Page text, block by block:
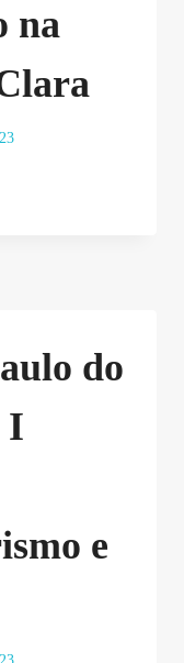
na
do
I
e